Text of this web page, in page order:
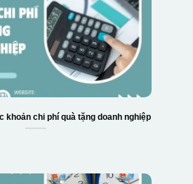
khoản chi phí quà tặng doanh nghiệp